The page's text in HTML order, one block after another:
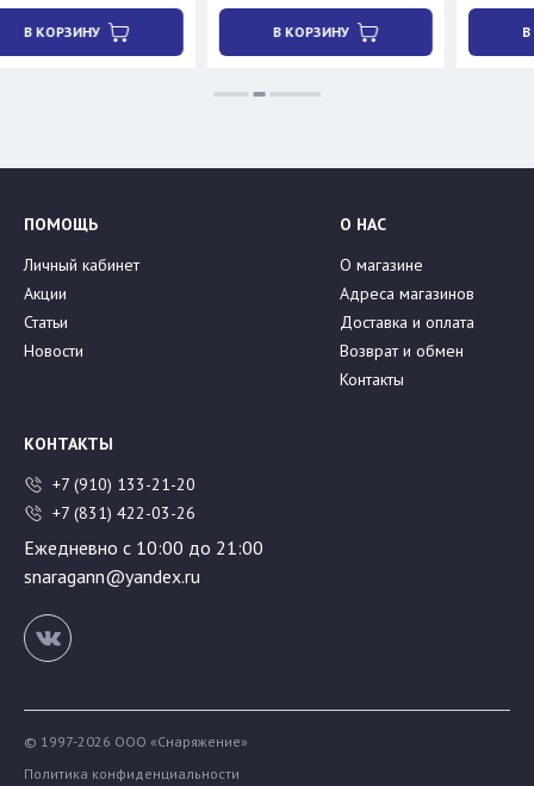
ПОМОЩЬ
Личный кабинет
Акции
Статьи
Новости
О НАС
О магазине
Адреса магазинов
Доставка и оплата
Возврат и обмен
Контакты
КОНТАКТЫ
+7 (910) 133-21-20
+7 (831) 422-03-26
Ежедневно с 10:00 до 21:00
snaragann@yandex.ru
© 1997-2026 ООО «Снаряжение»
Политика конфиденциальности